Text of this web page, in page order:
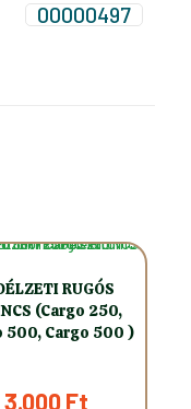
00000497
RUGÓS
(Cargo 250,
500, Cargo 500 )
3.000Ft